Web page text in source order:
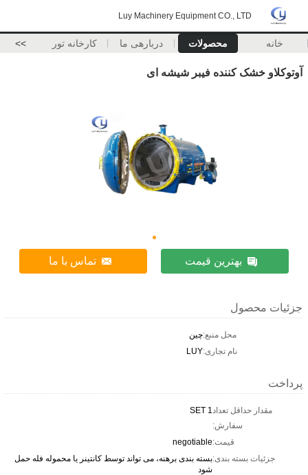
Luy Machinery Equipment CO., LTD
خانه محصولات دربارهی ما کارخانه تور >>
آوتوکلاو خشک کننده فیبر شیشه ای
بهترین قیمت تماس با ما
جزئیات محصول
محل منبع:چین
نام تجاری:LUY
پرداخت
مقدار حداقل تعداد
سفارش:
1 SET
قیمت:negotiable
جزئیات بسته بندی:بسته بندی برهنه، می تواند توسط کانتینر یا محموله فله حمل
شود